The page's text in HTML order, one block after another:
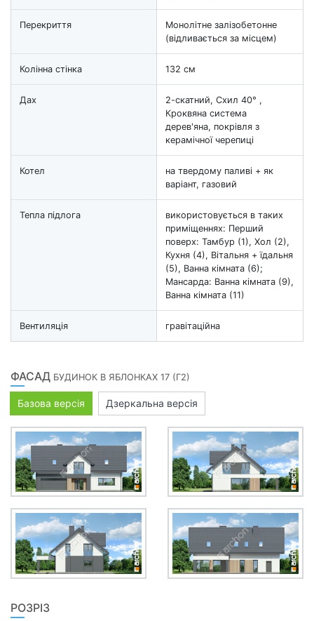
Перекриття
Монолітне залізобетонне
(відливається за місцем)
Колінна стінка 132 см
Дах
2-скатний, Схил 40° ,
Кроквяна система
дерев'яна, покрівля з
керамічної черепиці
Котел
на твердому паливі + як
варіант, газовий
Тепла підлога
використовується в таких
приміщеннях: Перший
поверх: Тамбур (1), Хол (2),
Кухня (4), Вітальня + їдальня
(5), Ванна кімната (6);
Мансарда: Ванна кімната (9),
Ванна кімната (11)
Вентиляція гравітаційна
ФАСАД БУДИНОК В ЯБЛОНКАХ 17 (Г2)
Базова версія Дзеркальна версія
РОЗРІЗ